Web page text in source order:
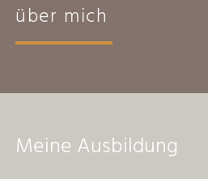
über mich
Meine Ausbildung